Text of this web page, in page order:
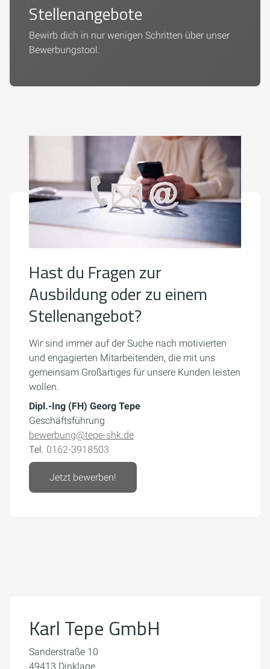
Stellenangebote
Bewirb dich in nur wenigen Schritten über unser
Bewerbungstool.
Hast du Fragen zur
Ausbildung oder zu einem
Stellenangebot?
Wir sind immer auf der Suche nach motivierten
und engagierten Mitarbeitenden, die mit uns
gemeinsam Großartiges für unsere Kunden leisten
wollen.
Dipl.-Ing (FH) Georg Tepe
Geschäftsführung
bewerbung@tepe-shk.de
Tel. 0162-3918503
Jetzt bewerben!
Cookie-Einstellungen öffnen
Karl Tepe GmbH
Sanderstraße 10
49413 Dinklage